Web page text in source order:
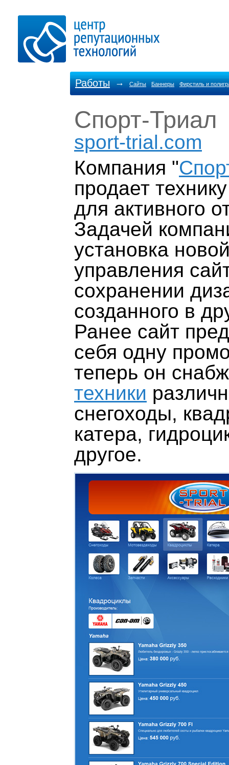
Работы → Сайты Баннеры Фирстиль и
Спорт-Триал
sport-trial.com
Компания "
продает
для активного
Задачей
установка
управления
сохранении
созданного в
Ранее сайт
себя одну
теперь он
техники
снегоходы,
катера,
другое.